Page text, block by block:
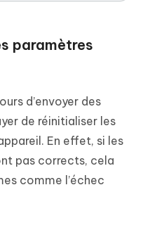
paramètres
d’envoyer des
de réinitialiser les
En effet, si les
pas corrects, cela
comme l’échec